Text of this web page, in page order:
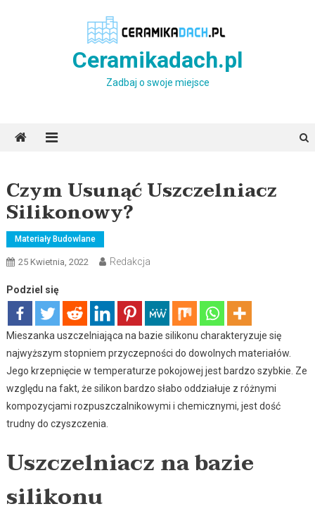
Ceramikadach.pl
Zadbaj o swoje miejsce
Czym Usunąć Uszczelniacz
Silikonowy?
Materiały Budowlane
25 Kwietnia, 2022 Redakcja
Podziel się
Mieszanka uszczelniająca na bazie silikonu charakteryzuje się
najwyższym stopniem przyczepności do dowolnych materiałów.
Jego krzepnięcie w temperaturze pokojowej jest bardzo szybkie. Ze
względu na fakt, że silikon bardzo słabo oddziałuje z różnymi
kompozycjami rozpuszczalnikowymi i chemicznymi, jest dość
trudny do czyszczenia.
Uszczelniacz na bazie
silikonu